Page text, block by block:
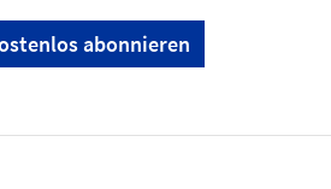
abonnieren